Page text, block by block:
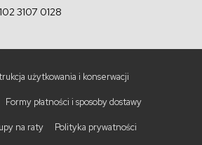
3107 0128
użytkowania i konserwacji
Formy płatności i sposoby dostawy
na raty Polityka prywatności